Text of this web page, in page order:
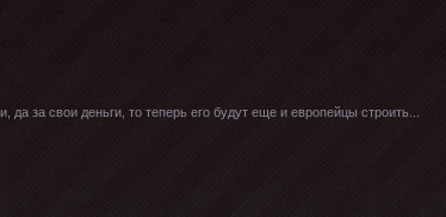
за свои деньги, то теперь его будут еще и европейцы строить...